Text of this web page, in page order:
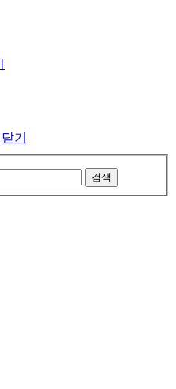
닫기
검색